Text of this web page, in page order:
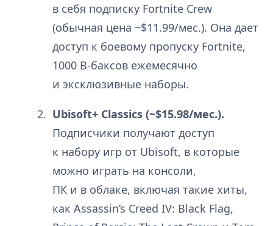
в себя подписку Fortnite Crew
(обычная цена ~$11.99/мес.). Она дает
доступ к боевому пропуску Fortnite,
1000 В-баксов ежемесячно
и эксклюзивные наборы.
Ubisoft+ Classics (~$15.98/мес.).
Подписчики получают доступ
к набору игр от Ubisoft, в которые
можно играть на консоли,
ПК и в облаке, включая такие хиты,
как Assassin’s Creed IV: Black Flag,